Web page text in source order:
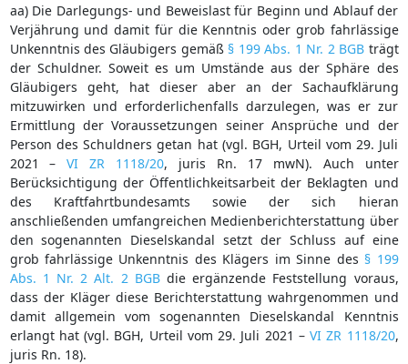
aa) Die Darlegungs- und Beweislast für Beginn und Ablauf der
Verjährung und damit für die Kenntnis oder grob fahrlässige
Unkenntnis des Gläubigers gemäß § 199 Abs. 1 Nr. 2 BGB trägt
der Schuldner. Soweit es um Umstände aus der Sphäre des
Gläubigers geht, hat dieser aber an der Sachaufklärung
mitzuwirken und erforderlichenfalls darzulegen, was er zur
Ermittlung der Voraussetzungen seiner Ansprüche und der
Person des Schuldners getan hat (vgl. BGH, Urteil vom 29. Juli
2021 –VI ZR 1118/20, juris Rn. 17 mwN). Auch unter
Berücksichtigung der Öffentlichkeitsarbeit der Beklagten und
des Kraftfahrtbundesamts sowie der sich hieran
anschließenden umfangreichen Medienberichterstattung über
den sogenannten Dieselskandal setzt der Schluss auf eine
grob fahrlässige Unkenntnis des Klägers im Sinne des § 199
Abs. 1 Nr. 2 Alt. 2 BGBdie ergänzende Feststellung voraus,
dass der Kläger diese Berichterstattung wahrgenommen und
damit allgemein vom sogenannten Dieselskandal Kenntnis
erlangt hat (vgl. BGH, Urteil vom 29. Juli 2021 – VI ZR 1118/20,
juris Rn. 18).